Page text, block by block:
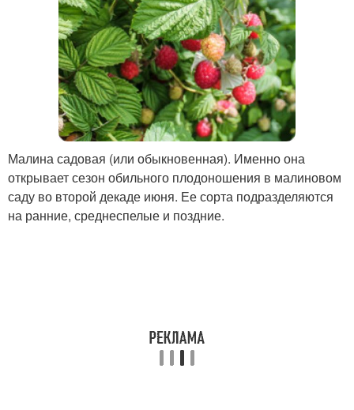
Малина садовая (или обыкновенная). Именно она
открывает сезон обильного плодоношения в малиновом
саду во второй декаде июня. Ее сорта подразделяются
на ранние, среднеспелые и поздние.